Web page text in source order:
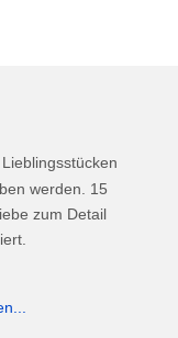
werden. 15
zum Detail